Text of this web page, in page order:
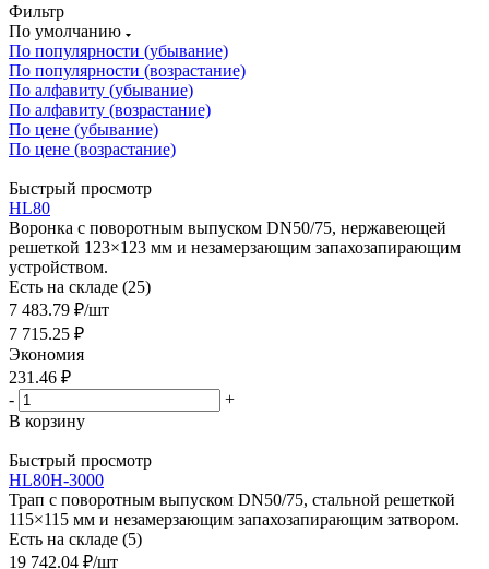
Фильтр
По умолчанию
По популярности (убывание)
По популярности (возрастание)
По алфавиту (убывание)
По алфавиту (возрастание)
По цене (убывание)
По цене (возрастание)
Быстрый просмотр
HL80
Воронка с поворотным выпуском DN50/75, нержавеющей
решеткой 123×123 мм и незамерзающим запахозапирающим
устройством.
Есть на складе (25)
7 483.79 ₽/шт
7 715.25 ₽
Экономия
231.46 ₽
-
+
В корзину
Быстрый просмотр
HL80H-3000
Трап с поворотным выпуском DN50/75, стальной решеткой
115×115 мм и незамерзающим запахозапирающим затвором.
Есть на складе (5)
19 742.04 ₽/шт